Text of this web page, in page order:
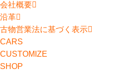
会社概要
沿革
古物営業法に基づく表示
CARS
CUSTOMIZE
SHOP